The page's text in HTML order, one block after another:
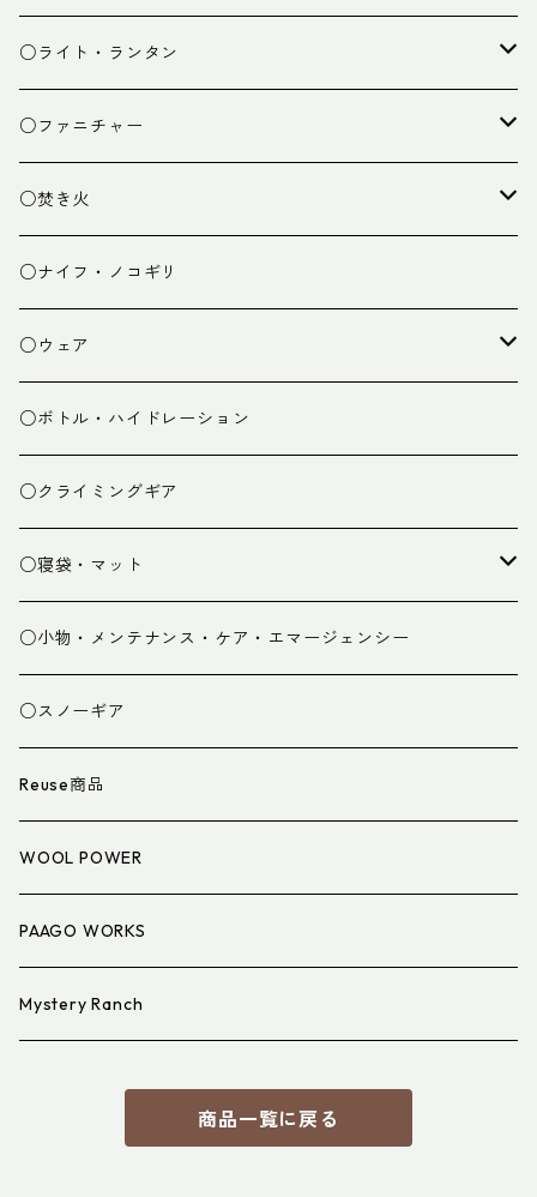
カトラリー
クッキング小物
タープ
ペグ・ハンマー・小物
○ライト・ランタン
ライト
ランタン
○ファニチャー
テーブル
チェア
○焚き火
焚き火台
焚き火小物
○ナイフ・ノコギリ
○ウェア
ミドルレイヤー
ベースレイヤー
パンツ
グローブ
スパッツ・ゲイター
衣類小物
アイウェア
○ボトル・ハイドレーション
○クライミングギア
○寝袋・マット
寝袋
マット
寝具小物
○小物・メンテナンス・ケア・エマージェンシー
○スノーギア
Reuse商品
WOOL POWER
PAAGO WORKS
Mystery Ranch
商品一覧に戻る